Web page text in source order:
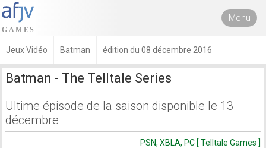
Menu
Jeux Vidéo Batman édition du 08 décembre 2016
Batman - The Telltale Series
Ultime épisode de la saison disponible le 13
décembre
PSN, XBLA, PC [ Telltale Games ]